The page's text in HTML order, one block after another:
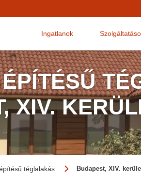
Ingatlanok
XIV.
téglalakás Budapest, XIV.